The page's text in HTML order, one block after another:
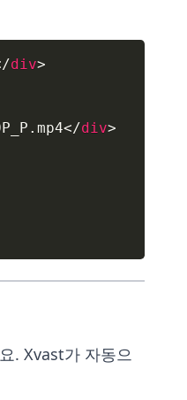
div>
</div>
. Xvast가 자동으